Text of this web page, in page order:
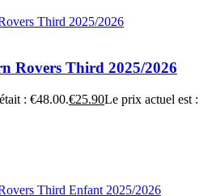
Rovers Third 2025/2026
: €48.00.€25.90Le prix actuel est :